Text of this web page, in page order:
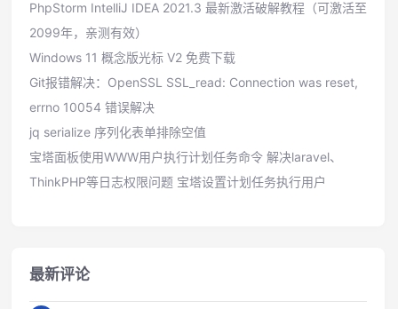
PhpStorm IntelliJ IDEA 2021.3 最新激活破解教程（可激活至
2099年，亲测有效）
Windows 11 概念版光标 V2 免费下载
Git报错解决：OpenSSL SSL_read: Connection was reset,
errno 10054 错误解决
jq serialize 序列化表单排除空值
宝塔面板使用WWW用户执行计划任务命令 解决laravel、
ThinkPHP等日志权限问题 宝塔设置计划任务执行用户
最新评论